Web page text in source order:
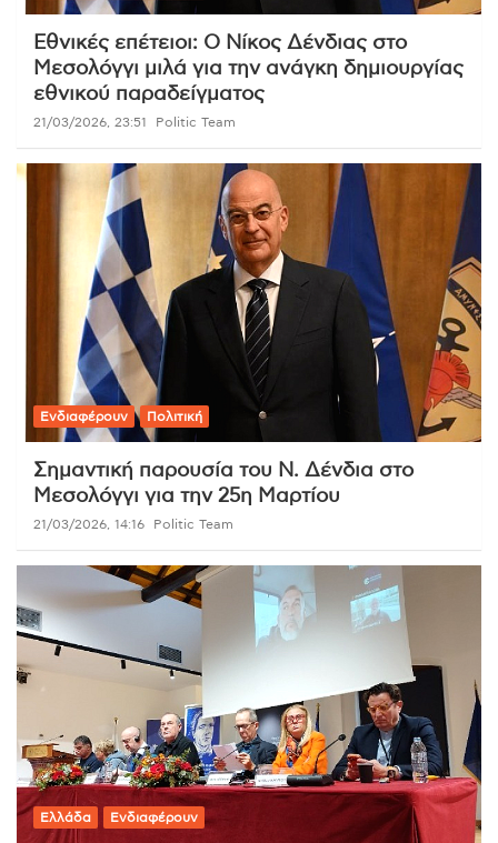
Εθνικές επέτειοι: Ο Νίκος Δένδιας στο
Μεσολόγγι μιλά για την ανάγκη δημιουργίας
εθνικού παραδείγματος
21/03/2026, 23:51 Politic Team
Ενδιαφέρουν Πολιτική
Σημαντική παρουσία του Ν. Δένδια στο
Μεσολόγγι για την 25η Μαρτίου
21/03/2026, 14:16 Politic Team
Ελλάδα Ενδιαφέρουν